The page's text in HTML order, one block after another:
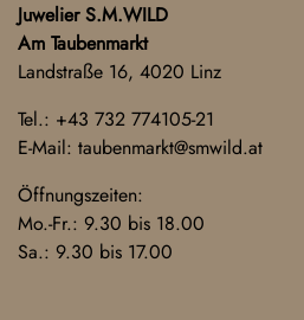
Juwelier S.M.WILD
Am Taubenmarkt
Landstraße 16, 4020 Linz
Tel.: +43 732 774105-21
E-Mail: taubenmarkt@smwild.at
Öffnungszeiten:
Mo.-Fr.: 9.30 bis 18.00
Sa.: 9.30 bis 17.00